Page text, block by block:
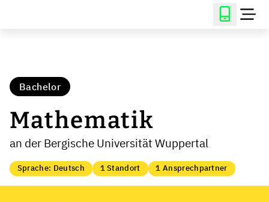
Bachelor
Mathematik
an der Bergische Universität Wuppertal
Sprache: Deutsch 1 Standort 1 Ansprechpartner